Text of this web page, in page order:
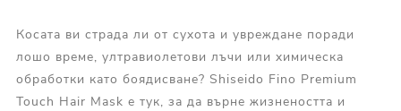
Косата ви страда ли от сухота и увреждане поради
лошо време, ултравиолетови лъчи или химическа
обработки като боядисване? Shiseido Fino Premium
Touch Hair Mask е тук, за да върне жизнеността и